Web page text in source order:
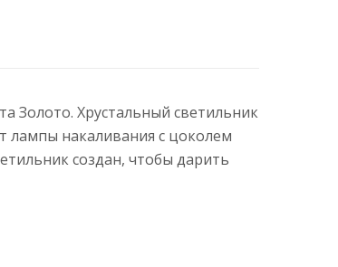
Золото. Хрустальный светильник
лампы накаливания с цоколем
создан, чтобы дарить